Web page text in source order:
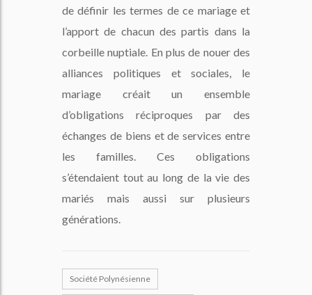
de définir les termes de ce mariage et
l’apport de chacun des partis dans la
corbeille nuptiale. En plus de nouer des
alliances politiques et sociales, le
mariage créait un ensemble
d’obligations réciproques par des
échanges de biens et de services entre
les familles. Ces obligations
s’étendaient tout au long de la vie des
mariés mais aussi sur plusieurs
générations.
Société Polynésienne